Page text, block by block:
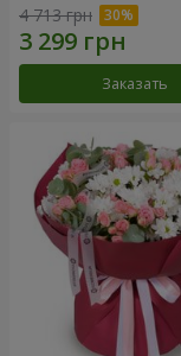
4 713 грн
Заказать